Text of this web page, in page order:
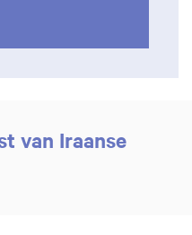
van Iraanse